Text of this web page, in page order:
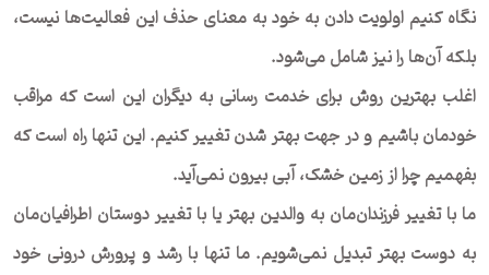
نگاه کنیم اولویت دادن به خود به معنای حذف این فعالیت‎‌ها نیست،
بلکه آن‌ها را نیز شامل می‌شود.
اغلب بهترین روش برای خدمت رسانی به دیگران این است که مراقب
خودمان باشیم و در جهت بهتر شدن تغییر کنیم. این تنها راه است که
بفهمیم چرا از زمین خشک، آبی بیرون نمی‌آید.
ما با تغییر فرزندان‌مان به والدین بهتر یا با تغییر دوستان اطرافیان‌مان
به دوست بهتر تبدیل نمی‌شویم. ما تنها با رشد و پرورش درونی خود